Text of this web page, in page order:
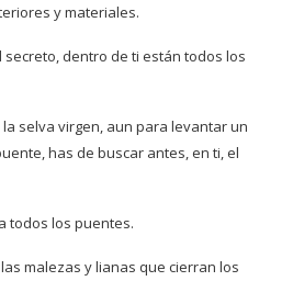
y materiales.
dentro de ti están todos los
selva virgen, aun para levantar un
has de buscar antes, en ti, el
todos los puentes.
malezas y lianas que cierran los